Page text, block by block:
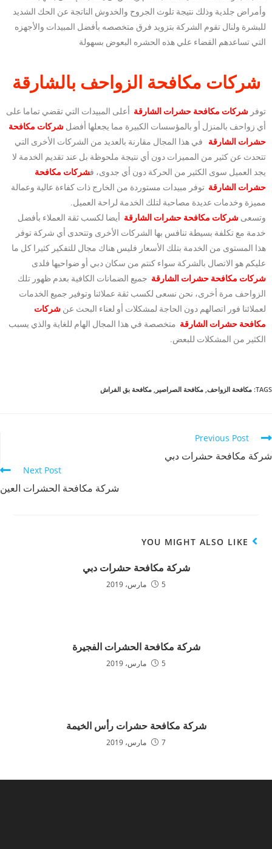
وأمراض جلدية وذلك نتيجة تلوث الجروح والخدوش الناتجة عن الحك الشديد
للبشرة ولنال تقوم الشركة بتزويد فرق متخصصه بأفضل المبيدات والأجهزه
التي تساعدهم القضاء علي هذه الحشره البعوض بسهولة
شركات مكافحة الزواحف بالشارقة
توفر شركات مكافحة حشرات الشارقة أعلى المبيدات التي تقضي تماما على
أي زواحف بالمنزل أو بالمؤسسات الكبيرة مما يجعلها أفضل شركات مكافحة
حشرات الشارقة
في هذا المجال مقارنة بالعديد من الشركات الأخرى التي
تتحدث عن كثير من المميزات دون أي نتيجة ملحوظة بل عند تقديم الخدمة لا
يجد العميل سوى الكثير من الحركة دون أي جدوى، فشركات مكافحة
حشرات الشارقة توفر مبيدات مستوردة من الخارج ذات كفاءة عالية وعمالة
مميزة وخدمات عديدة مصاحبة لتلك الخدمة لراحة العميل.
وتسعى شركات مكافحة حشرات الشارقة أيضا لكسب ثقة العملاء بأفضل
خدمة مع تكلفة بسيطة تنافس بها الشركات الأخرى وتتحدى أي شركة توفر
هذا المستوى من الخدمة بتلك الأسعار فليس هناك مجال للتفكير كثيرا كل ما
عليكم هو الاتصال بالشركة سواء كنتم من سكان دبي أو ضواحيها فلدى
شركات مكافحة حشرات الشارقة جميع الضمانات الكافية بعدم ظهور تلك
الزواحف مرة أخرى، نحن نسعى لكسب ثقة عملائنا وتوفير جميع الخدمات
لعملائنا فور اتصالهم دون الحاجة لمشكلات أو لعناء البحث عن شركات
مكافحة حشرات الشارقة متخصصة في هذا المجال الهام للغاية والذي يسبب
الكثير من المشكلات للبعض.
TAGS
: مكافحة الزواحف, مكافحة الصراصير , مكافحة بق الفراش
Previous Post
شركة مكافحة حشرات دبي
Next Post
شركة مكافحة الحشرات العين
YOU MIGHT ALSO LIKE
شركة مكافحة حشرات دبي
5 مارس، 2019
شركة مكافحة الحشرات الفجيرة
5 مارس، 2019
شركة مكافحة حشرات رأس الخيمة
7 مارس، 2019